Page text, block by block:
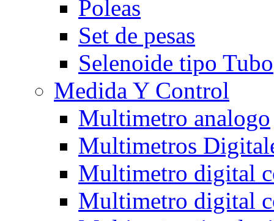
Poleas
Set de pesas
Selenoide tipo Tubo
Medida Y Control
Multimetro analogo
Multimetros
Multimetro digital
Multimetro digital